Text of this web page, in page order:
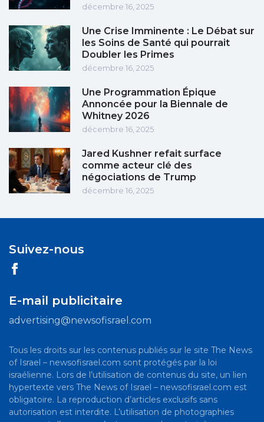
décembre 16, 2025
Une Crise Imminente : Le Débat sur
les Soins de Santé qui pourrait
Doubler les Primes
décembre 16, 2025
Une Programmation Épique
Annoncée pour la Biennale de
Whitney 2026
décembre 16, 2025
Jared Kushner refait surface
comme acteur clé des
négociations de Trump
décembre 16, 2025
Suivez-nous
E-mail publicitaire
advertising@newsofisrael.com
Tous les droits sur les contenus publiés sur le site The News
of Israel – newsofisrael.com sont protégés par la loi
israélienne. Lors de l’utilisation de contenus du site, un lien
hypertexte vers The News of Israel – newsofisrael.com est
obligatoire. La reproduction d’articles exclusifs sans
autorisation est interdite. L’utilisation de photographies